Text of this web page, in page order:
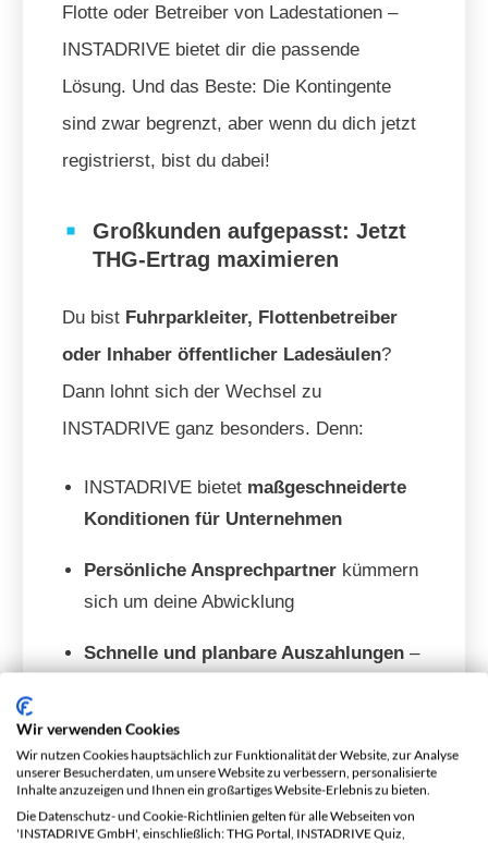
Flotte oder Betreiber von Ladestationen –
INSTADRIVE bietet dir die passende
Lösung. Und das Beste: Die Kontingente
sind zwar begrenzt, aber wenn du dich jetzt
registrierst, bist du dabei!
Großkunden aufgepasst: Jetzt
THG-Ertrag maximieren
Du bist Fuhrparkleiter, Flottenbetreiber
oder Inhaber öffentlicher Ladesäulen?
Dann lohnt sich der Wechsel zu
INSTADRIVE ganz besonders. Denn:
INSTADRIVE bietet maßgeschneiderte
Konditionen für Unternehmen
Persönliche Ansprechpartner kümmern
sich um deine Abwicklung
Schnelle und planbare Auszahlungen –
Du willst keine seitenlangen Verträge
unterschreiben, keine jahrelange Bindung?
Bei INSTADRIVE brauchst dukeinen
Wir verwenden Cookies
Wir nutzen Cookies hauptsächlich zur Funktionalität der Website, zur Analyse
unserer Besucherdaten, um unsere Website zu verbessern, personalisierte
Inhalte anzuzeigen und Ihnen ein großartiges Website-Erlebnis zu bieten.
Die Datenschutz- und Cookie-Richtlinien gelten für alle Webseiten von
'INSTADRIVE GmbH', einschließlich: THG Portal, INSTADRIVE Quiz,